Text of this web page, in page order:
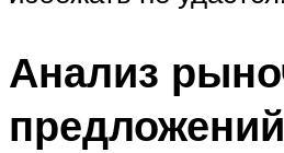
Анализ
предложений